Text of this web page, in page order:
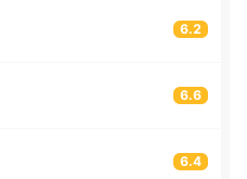
6.2
6.6
6.4